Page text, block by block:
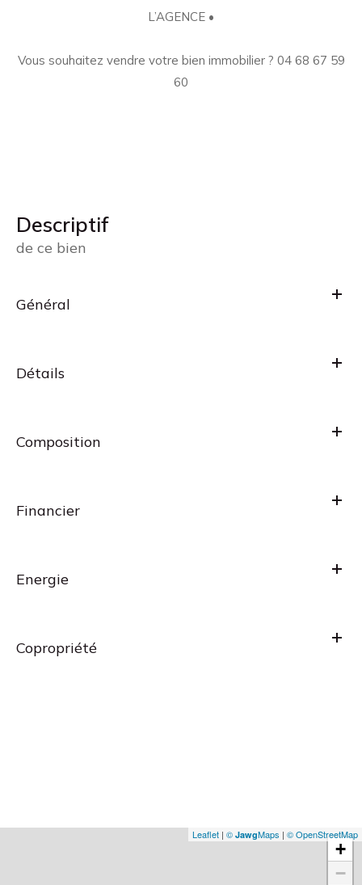
L’AGENCE •
Vous souhaitez vendre votre bien immobilier ? 04 68 67 59
60
descriptif
de ce bien
Général
Détails
Composition
Financier
Energie
Copropriété
+
−
Leaflet | © JawgMaps | © OpenStreetMap